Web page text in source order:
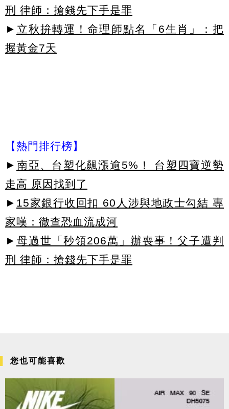
刑 律師：搶錢先下手是罪
► 立秋拚轉運！命理師點名「6生肖」：把
握黃金7天
【熱門排行榜】
► 南亞、台塑化飆漲逾5%！ 台塑四寶逆勢
走高 原因找到了
► 15家銀行收回扣 60人涉與地政士勾結 專
家嘆：徹查恐血流成河
► 母過世「秒領206萬」辦喪事！父子遭判
刑 律師：搶錢先下手是罪
您也可能喜歡